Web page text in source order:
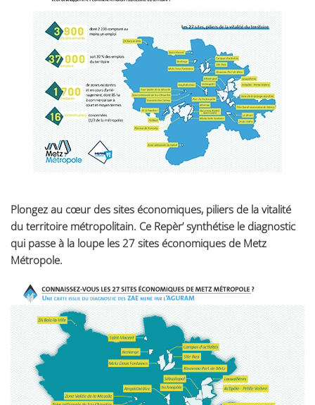
Plongez au cœur des sites économiques, piliers de la vitalité
du territoire métropolitain. Ce Repèr’ synthétise le diagnostic
qui passe à la loupe les 27 sites économiques de Metz
Métropole.